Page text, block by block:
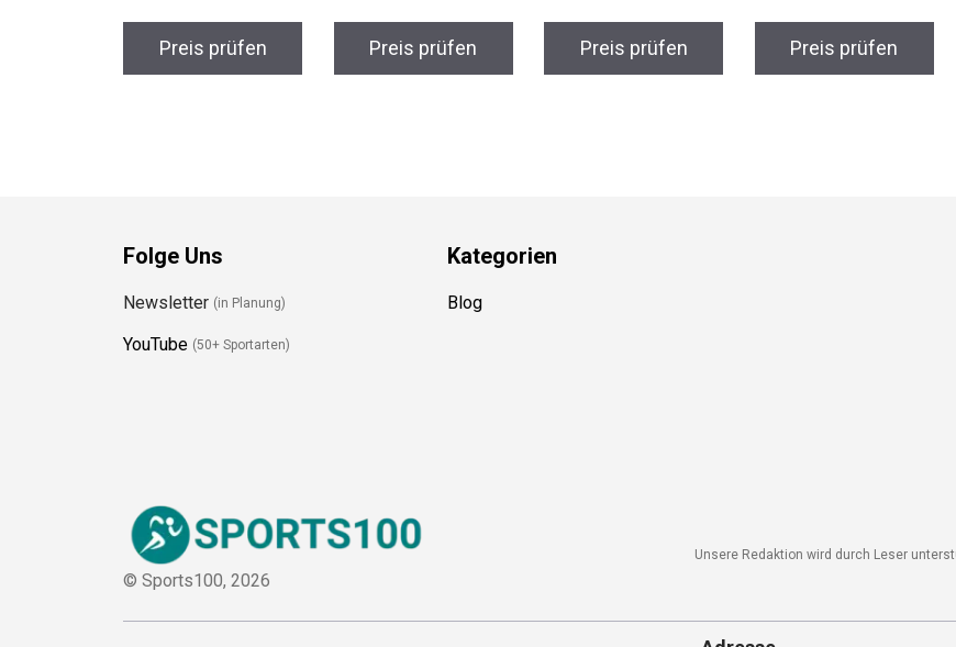
Preis prüfen Preis prüfen Preis prüfen Preis prüfen
Folge Uns
Newsletter (in Planung)
YouTube (50+ Sportarten)
Kategorien
Blog
© Sports100, 2026
Unsere Redaktion wird durch Leser